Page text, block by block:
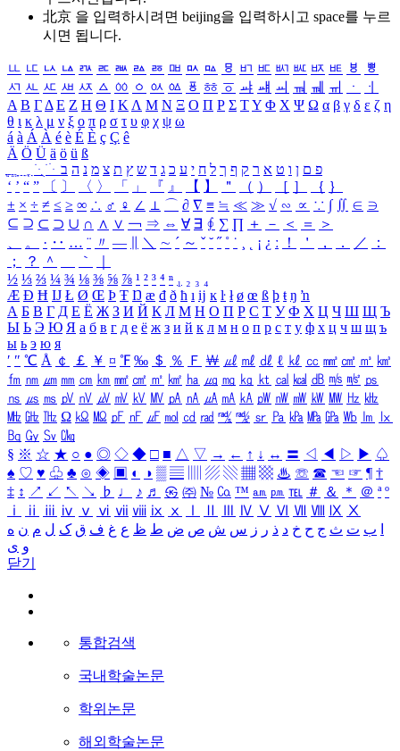
北京 을 입력하시려면 beijing을 입력하시고 space를 누르
시면 됩니다.
ㅥ ㅦ ㅧ ㅨ ㅩ ㅪ ㅫ ㅬ ㅭ ㅮ ㅯ ㅰ ㅱ ㅲ ㅳ ㅴ ㅵ ㅶ ㅷ ㅸ
ㅹ
ㅺ ㅻ ㅼ ㅽ ㅾ ㅿ ㆀ ㆁ ㆂ ㆃ ㆄ ㆅ ㆆ ㆇ ㆈ ㆉ ㆊ ㆋ ㆌ ㆍ
ㆎ
Α Β ΓΔ Ε Ζ Η Θ Ι ΚΛ Μ Ν Ξ Ο Π Ρ Σ ΤΥ Φ Χ Ψ Ω α β γ δ ε ζ η
θ ι κ λ μ ν ξ ο π ρ σ τ υ φ χ ψ ω
á à Á À é è É È ç Ç ê
Ä Ö Ü ä ö ü ß
ִֶֹ ֻּ ׁׂ פ ם ן ו ט א ר ק ף ך ל ח י ע כ ג ד ש ץ ת צ מ נ ה ב
‘ ’ “ ” 〔 〕 〈 〉 「 」 『 』 【 】 ＂ （ ） ［ ］ ｛ ｝
± × ÷ ≠ ≤ ≥ ∞ ∴ ♂ ♀ ∠ ⊥ ⌒ ∂ ∇ ≡ ≒ ≪ ≫ √ ∽ ∝ ∵ ∫ ∬ ∈ ∋
⊆ ⊇ ⊂ ⊃ ∪ ∩ ∧ ∨ ￢ ⇒ ⇔ ∀ ∃ ∮ ∑ ∏ ＋ － ＜ ＝
＞
、
。 · ‥ … ¨ 〃 ― ＼ ∼ ´ ～ ˇ ˘ ˝ ˚ ˙ ¸ ¡ ¿ ː ！ ＇ ， ． ／
：
；
？ ＾ ｀
½ ⅓ ⅔ ¼ ¾ ⅛ ⅜ ⅝ ⅞ ¹ ² ³ ⁴ ⁿ ₁ ₂ ₃ ₄
Æ Ð Ħ Ĳ Ł Ø Œ Þ Ŧ Ŋ æ đ ð ħ ı ĳ ĸ ŀ ł ø œ ß þ ŧ ŋ ŉ
А Б В Г Д Е Ё Ж З И Й К Л М Н О П Р С Т У Ф Х Ц Ч Ш Щ Ъ
Ы Ь Э Ю Я а б в г д е ё ж з и й к л м н о п р с т у ф х ц ч ш щ ъ
ы ь э ю я
′ ″ ℃ Å ￠ ￡ ￥ ¤ ℉ ‰ ＄ ％ Ｆ ￦ ㎕ ㎖ ㎗ ℓ ㎘ ㏄ ㎣ ㎤ ㎥ ㎦
㎙ ㎚ ㎛ ㎜ ㎝ ㎞ ㎟ ㎠ ㎡ ㎢ ㏊ ㎍ ㎎ ㎏ ㏏ ㎈ ㎉ ㏈ ㎧ ㎨ ㎰
㎱ ㎲ ㎳ ㎴ ㎵ ㎶ ㎷ ㎸ ㎹ ㎀ ㎁ ㎂ ㎃ ㎄ ㎺ ㎻ ㎽ ㎾ ㎿ ㎐ ㎑
㎒ ㎓ ㎔ Ω ㏀ ㏁ ㎊ ㎋ ㎌ ㏖ ㏅ ㎭ ㎮ ㎯ ㏛ ㎩ ㎪ ㎫ ㎬ ㏝ ㏐
㏓
㏃ ㏉ ㏜ ㏆
§ ※ ☆ ★ ○ ● ◎ ◇ ◆ □ ■ △ ▽ → ← ↑ ↓ ↔ 〓 ◁ ◀ ▷ ▶ ♤
♠ ♡ ♥ ♧ ♣ ⊙ ◈ ▣ ◐ ◑ ▒ ▤ ▨ ▧ ▦ ▩ ♨ ☏ ☎ ☜ ☞ ¶ †
‡ ↕ ↗ ↙ ↖ ↘ ♭ ♩ ♪ ♬ ㉿ ㈜ № ㏇ ™ ㏂ ㏘ ℡ ＃ ＆ ＊ ＠ ª º
ⅰ
ⅱ ⅲ ⅳ ⅴ ⅵ ⅶ ⅷ ⅸ ⅹ Ⅳ Ⅴ Ⅵ Ⅶ Ⅷ Ⅸ Ⅹ
ب ت ث ج ح خ د ذ ر ز س ش ص ض ط ظ ع غ ف ق ک ل م ن ه
و ی
닫기
통합검색
국내학술논문
학위논문
해외학술논문